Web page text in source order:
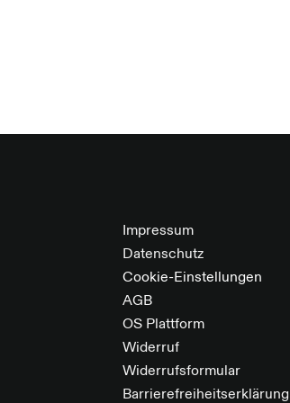
Impressum
Datenschutz
Cookie-Einstellungen
AGB
OS Plattform
Widerruf
Widerrufsformular
Barrierefreiheitserklärung